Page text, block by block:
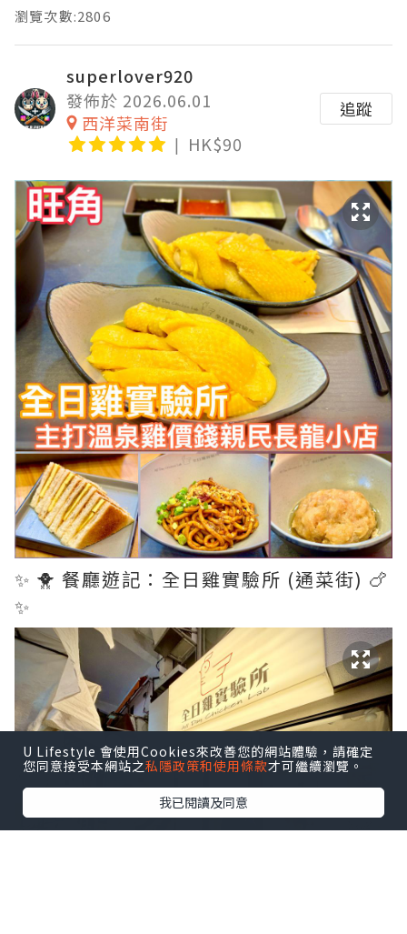
瀏覽次數:2806
superlover920
發佈於 2026.06.01
西洋菜南街
HK$90
追蹤
✨ 🐥 餐廳遊記：全日雞實驗所 (通菜街) 🍗
✨
U Lifestyle 會使用Cookies來改善您的網站體驗，請確定
您同意接受本網站之私隱政策和使用條款才可繼續瀏覽。
我已閱讀及同意